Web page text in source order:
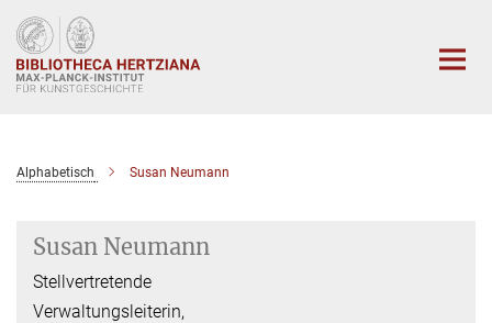
Hauptinhalt
Alphabetisch Susan Neumann
Susan Neumann
Stellvertretende
Verwaltungsleiterin,